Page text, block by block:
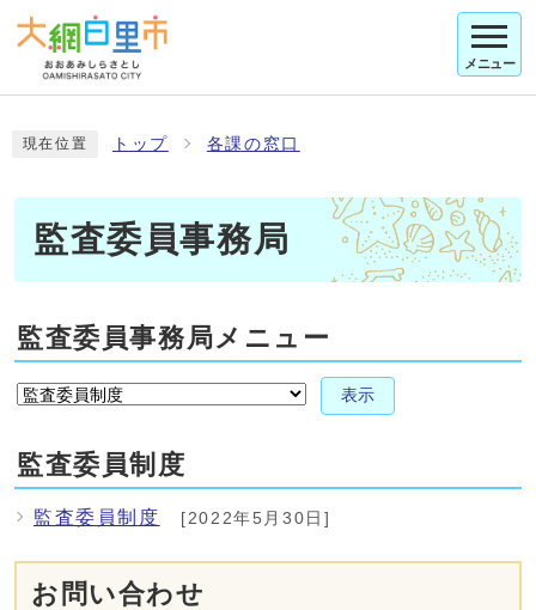
メニュー
現在位置 トップ 各課の窓口
監査委員事務局
監査委員事務局メニュー
表示
監査委員制度
監査委員制度 [2022年5月30日]
お問い合わせ